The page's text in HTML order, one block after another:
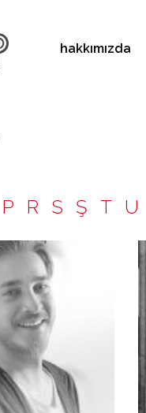
hakkımızda
P R S Ş T U